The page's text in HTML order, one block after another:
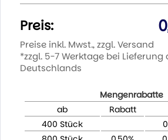
Preis:
Preise inkl. Mwst., zzgl. Versand
*zzgl. 5-7 Werktage bei
Deutschlands
Mengenrabatte
ab
Rabatt
400 Stück